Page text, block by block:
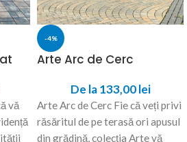
vă
-4%
Arte Arc de Cerc
De la 133,00lei
Arte Arc de Cerc Fie că veți privi
răsăritul de pe terasă ori apusul
din grădină, colecția Arte vă